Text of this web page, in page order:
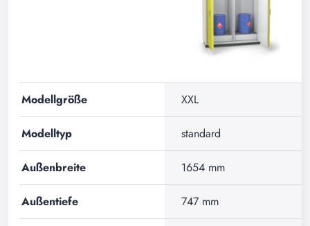
Modellgröße XXL
Modelltyp standard
Außenbreite 1654 mm
Außentiefe 747 mm